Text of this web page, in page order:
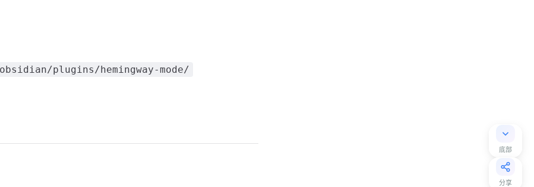
底部
分享
plugins/hemingway-mode/